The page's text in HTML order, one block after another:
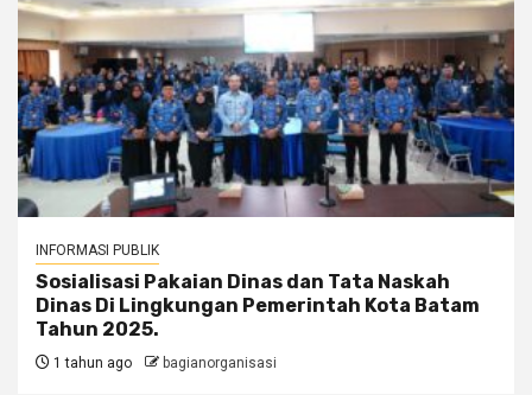
INFORMASI PUBLIK
Sosialisasi Pakaian Dinas dan Tata Naskah
Dinas Di Lingkungan Pemerintah Kota Batam
Tahun 2025.
1 tahun ago bagianorganisasi